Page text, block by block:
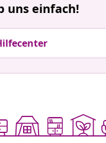
uns einfach!